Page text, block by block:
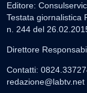
Editore:
Testata giornalistica
n. 244 del
Direttore
Contatti:
redazione@labtv.net